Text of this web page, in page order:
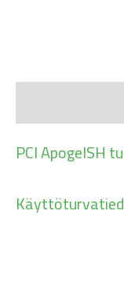
PCI ApogelSH